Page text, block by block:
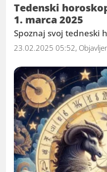
Tedenski
1. marca 2025
Spoznaj svoj tedneski
23.02.2025 05:52,